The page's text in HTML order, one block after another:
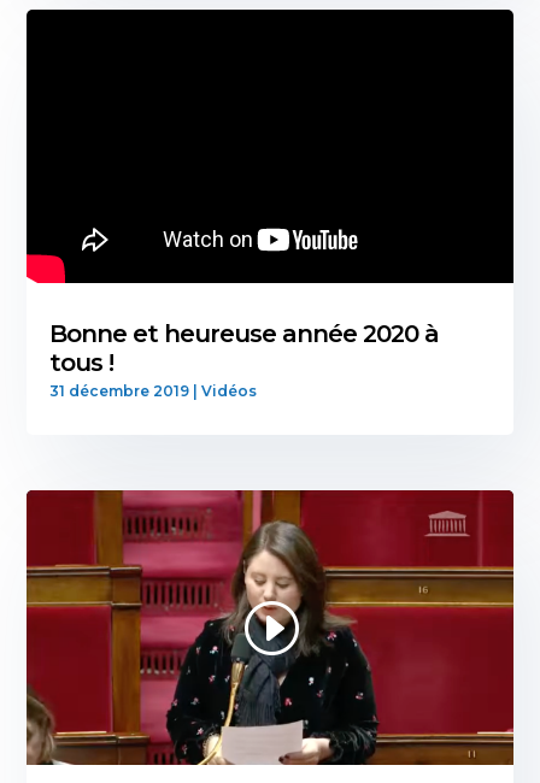
Bonne et heureuse année 2020 à
tous !
31 décembre 2019 |Vidéos